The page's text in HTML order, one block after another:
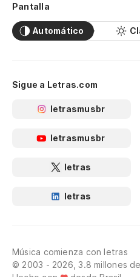
Pantalla
Automático
Sigue a Letras.com
letrasmusbr
letrasmusbr
letras
letras
Música comienza con letras
© 2003 - 2026, 3.8 millones